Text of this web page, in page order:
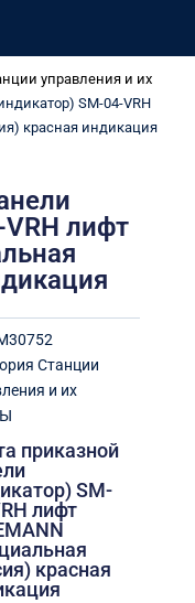
управления и их
SM-04-VRH
красная индикация
лифт
Станции
и их
приказной
SM-
лифт
красная